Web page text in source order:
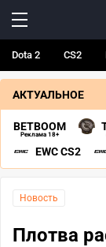
Dota 2 CS2
АКТУАЛЬНОЕ
BETBOOM
Реклама 18+
EWC CS2
Новость
Плотва